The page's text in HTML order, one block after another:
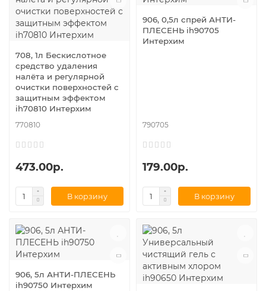
708, 1л Бескислотное
средство удаления
налёта и регулярной
очистки поверхностей с
защитным эффектом
ih70810 Интерхим
770810
473.00р.
В корзину
906, 0,5л спрей АНТИ-
ПЛЕСЕНЬ ih90705
Интерхим
790705
179.00р.
В корзину
906, 5л АНТИ-ПЛЕСЕНЬ
ih90750 Интерхим